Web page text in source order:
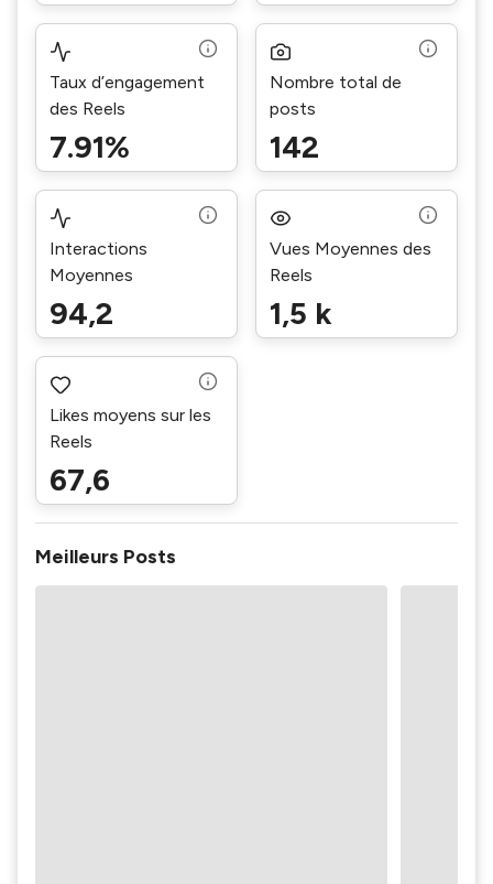
Taux d’engagement
des Reels
7.91%
Nombre total de
posts
142
Interactions
Moyennes
94,2
Vues Moyennes des
Reels
1,5 k
Likes moyens sur les
Reels
67,6
Meilleurs Posts